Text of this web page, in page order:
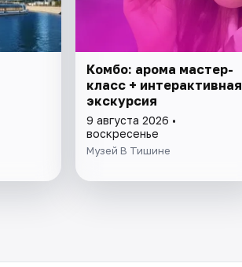
Комбо: арома мастер-
класс + интерактивная
экскурсия
9 августа 2026 •
воскресенье
Музей В Тишине